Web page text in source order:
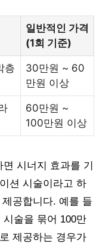
일반적인 가격
(1회 기준)
층
30만원 ~ 60
만원 이상
60만원 ~
100만원 이상
시너지 효과를 기
션 시술이라고 하
공합니다. 예를 들
술을 묶어 100만
제공하는 경우가